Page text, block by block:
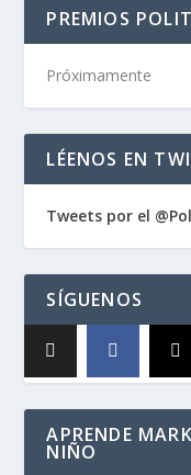
PREMIOS
Próximamente
LÉENOS EN
Tweets por el
SÍGUENOS
APRENDE
NIÑO